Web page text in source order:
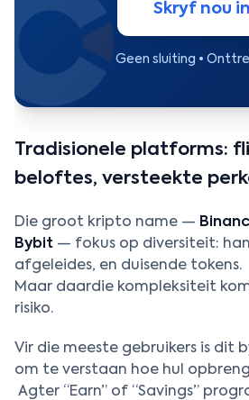
Skryf nou in
Geen sluiting •
Tradisionele platforms:
beloftes, versteekte
Die groot kripto name —
Bybit — fokus op diversiteit:
afgeleides, en duisende tokens.
Maar daardie kompleksiteit
risiko.
Vir die meeste gebruikers is dit
om te verstaan hoe hul
Agter “Earn” of “Savings”